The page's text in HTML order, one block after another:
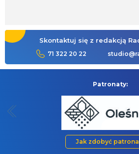
Skontaktuj się z redakcją
71 322 20 22
Patronaty:
Jak zdobyć